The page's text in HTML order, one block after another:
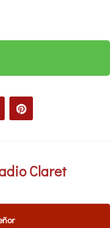
Claret